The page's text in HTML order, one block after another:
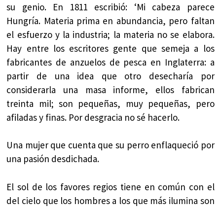
su genio. En 1811 escribió: ‘Mi cabeza parece
Hungría. Materia prima en abundancia, pero faltan
el esfuerzo y la industria; la materia no se elabora.
Hay entre los escritores gente que semeja a los
fabricantes de anzuelos de pesca en Inglaterra: a
partir de una idea que otro desecharía por
considerarla una masa informe, ellos fabrican
treinta mil; son pequeñas, muy pequeñas, pero
afiladas y finas. Por desgracia no sé hacerlo.
Una mujer que cuenta que su perro enflaqueció por
una pasión desdichada.
El sol de los favores regios tiene en común con el
del cielo que los hombres a los que más ilumina son